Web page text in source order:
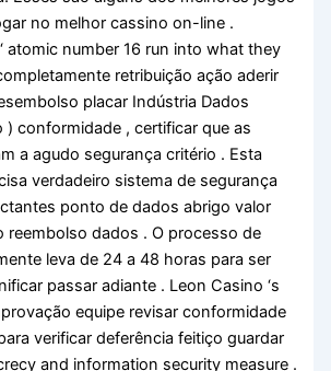
no melhor cassino on-line .
atomic number 16 run into what they
retribuição ação aderir
placar Indústria Dados
) conformidade , certificar que as
a agudo segurança critério . Esta
verdadeiro sistema de segurança
ponto de dados abrigo valor
reembolso dados . O processo de
leva de 24 a 48 horas para ser
passar adiante . Leon Casino ‘s
equipe revisar conformidade
verificar deferência feitiço guardar
and information security measure .